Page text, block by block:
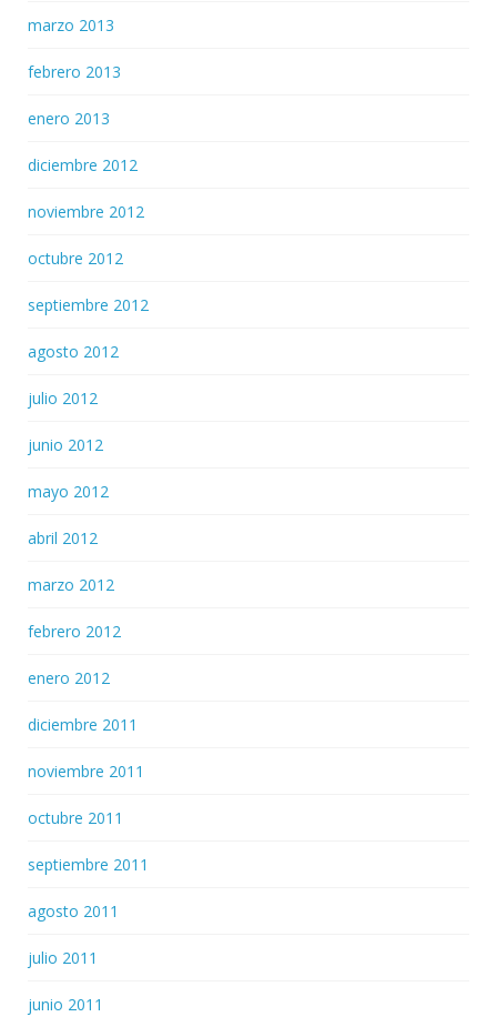
marzo 2013
febrero 2013
enero 2013
diciembre 2012
noviembre 2012
octubre 2012
septiembre 2012
agosto 2012
julio 2012
junio 2012
mayo 2012
abril 2012
marzo 2012
febrero 2012
enero 2012
diciembre 2011
noviembre 2011
octubre 2011
septiembre 2011
agosto 2011
julio 2011
junio 2011